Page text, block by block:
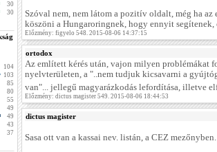
30
30
104
103
85
80
55
49
49
43
37
Szóval nem, nem látom a pozitív oldalt, még ha az
köszöni a Hungaroringnek, hogy ennyit segítenek,
Előzmény: figyelo 548. 2015-08-06 14:37:15
ortodox
Az említett kérés után, vajon milyen problémákat
nyelvterületen, a "..nem tudjuk kicsavarni a
van"... jellegű magyarázkodás lefordítása, illetve
Előzmény: dictus magister 549. 2015-08-06 18:44:53
dictus magister
Sasa ott van a kassai nev. listán, a CEZ mezőnyben.